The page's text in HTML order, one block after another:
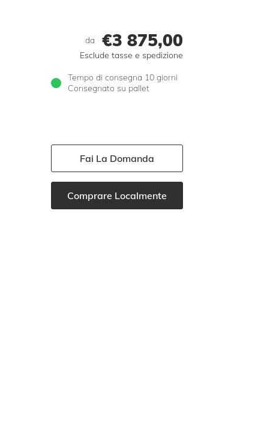
da €3 875,00
Esclude tasse e spedizione
Tempo di consegna 10 giorni
Consegnato su pallet
Fai La Domanda
Comprare Localmente